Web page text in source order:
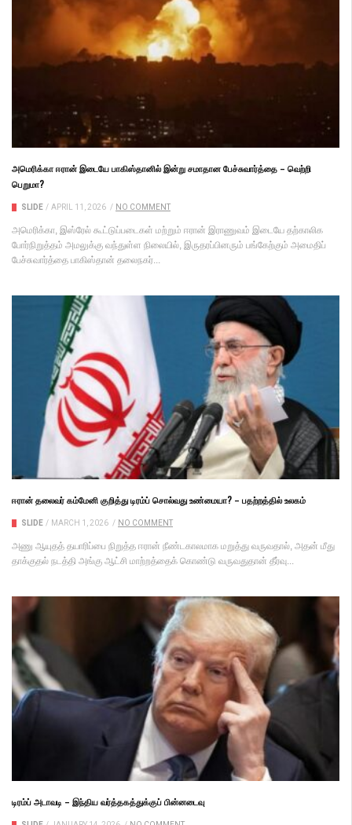
அமெரிக்கா ஈரான் இடையே பாகிஸ்தானில் இன்று சமாதான பேச்சுவார்த்தை – வெற்றி
பெறுமா?
SLIDE / APRIL 11, 2026 / NO COMMENT
அமெரிக்கா, இஸ்ரேல் கூட்டுப்படைகள் மற்றும் ஈரான் இராணுவம் இடையே தற்காலிக
போர்நிறுத்தம் அமலுக்கு வந்துள்ள நிலை​யில், இருதரப்​பினரும் பங்​கேற்​கும் அமை​திப்
பேச்​சு​வார்த்தை பாகிஸ்​தான் தலைநகர்...
ஈரான் தலைவர் கம்மேனி குறித்து டிரம்ப் சொல்வது உண்மையா? – பதற்றத்தில் உலகம்
SLIDE / MARCH 1, 2026 / NO COMMENT
அணு ஆயுதத் தயாரிப்பை நிறுத்த ஈரான் நீண்​ட​கால​மாக மறுத்து வரு​வதால், அதன் மீது
தாக்​குதல் நடத்தி அங்கு ஆட்சி மாற்​றத்தைக் கொண்டு வரு​வது​தான் தீர்வு...
டிரம்ப் அடாவடி – இந்திய வர்த்தகத்துக்குப் பின்னடைவு